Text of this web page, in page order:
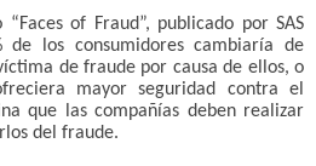
of Fraud”, publicado por SAS
los consumidores cambiaría de
de fraude por causa de ellos, o
mayor seguridad contra el
que las compañías deben realizar
del fraude.